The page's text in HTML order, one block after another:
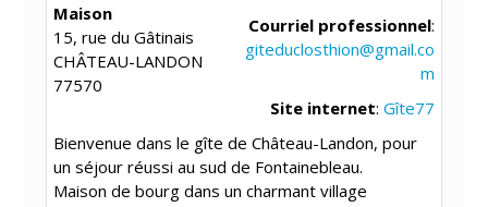
Maison
15, rue du Gâtinais
CHÂTEAU-LANDON
77570
Courriel professionnel:
giteduclosthion@gmail.co
m
Site internet: Gîte77
Bienvenue dans le gîte de Château-Landon, pour
un séjour réussi au sud de Fontainebleau.
Maison de bourg dans un charmant village